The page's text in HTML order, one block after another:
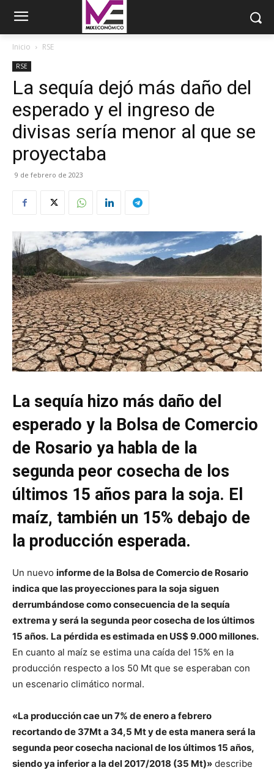
Inicio RSE
RSE
La sequía dejó más daño del
esperado y el ingreso de
divisas sería menor al que se
proyectaba
9 de febrero de 2023
La sequía hizo más daño del
esperado y la Bolsa de Comercio
de Rosario ya habla de la
segunda peor cosecha de los
últimos 15 años para la soja. El
maíz, también un 15% debajo de
la producción esperada.
Un nuevo informe de la Bolsa de Comercio de Rosario
indica que las proyecciones para la soja siguen
derrumbándose como consecuencia de la sequía
extrema y será la segunda peor cosecha de los últimos
15 años. La pérdida es estimada en US$ 9.000 millones.
En cuanto al maíz se estima una caída del 15% en la
producción respecto a los 50 Mt que se esperaban con
un escenario climático normal.
«La producción cae un 7% de enero a febrero
recortando de 37Mt a 34,5 Mt y de esta manera será la
segunda peor cosecha nacional de los últimos 15 años,
siendo ya inferior a la del 2017/2018 (35 Mt)» describe